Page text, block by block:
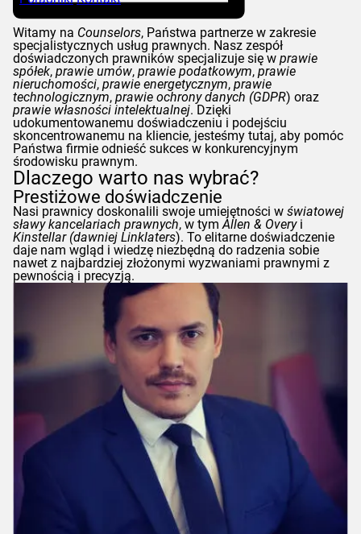
Witamy na Counselors, Państwa partnerze w zakresie
specjalistycznych usług prawnych. Nasz zespół
doświadczonych prawników specjalizuje się w prawie
spółek, prawie umów, prawie podatkowym, prawie
nieruchomości, prawie energetycznym, prawie
technologicznym, prawie ochrony danych (GDPR) oraz
prawie własności intelektualnej. Dzięki
udokumentowanemu doświadczeniu i podejściu
skoncentrowanemu na kliencie, jesteśmy tutaj, aby pomóc
Państwa firmie odnieść sukces w konkurencyjnym
środowisku prawnym.
Dlaczego warto nas wybrać?
Prestiżowe doświadczenie
Nasi prawnicy doskonalili swoje umiejętności w światowej
sławy kancelariach prawnych, w tymAllen & Overyi
Kinstellar(dawniej Linklaters). To elitarne doświadczenie
daje nam wgląd i wiedzę niezbędną do radzenia sobie
nawet z najbardziej złożonymi wyzwaniami prawnymi z
pewnością i precyzją.